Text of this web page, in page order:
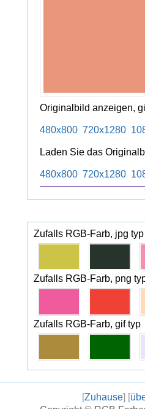
Originalbild anzeigen,
480x800 720x1280
Laden Sie das
480x800 720x1280
Zufalls RGB-Farb, jpg typ
Zufalls RGB-Farb, png
Zufalls RGB-Farb, gif typ
[Zuhause] [